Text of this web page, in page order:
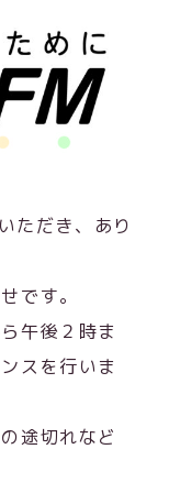
ただき、あり
です。
午後２時ま
スを行いま
途切れなど